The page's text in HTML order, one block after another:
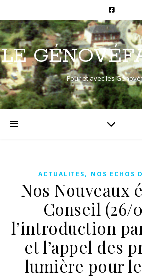
LE
Pour et avec les
ACTUALITES, NOS ECHOS
Nos Nouveaux
Conseil (26/
l’introduction
et l’appel des
lumière pour